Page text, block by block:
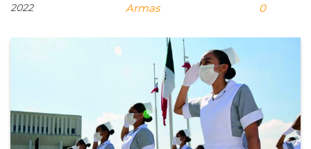
2022
Armas
0